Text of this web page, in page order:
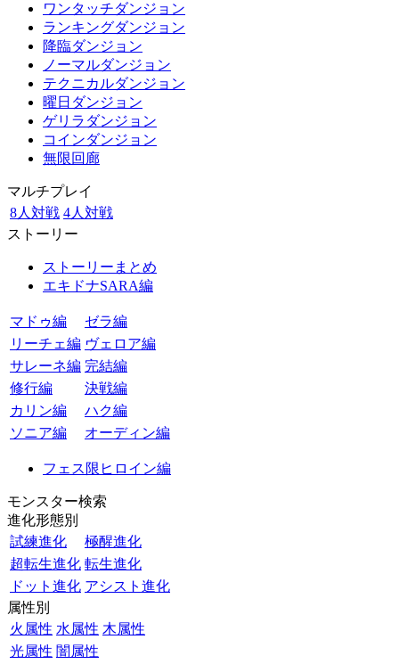
ワンタッチダンジョン
ランキングダンジョン
降臨ダンジョン
ノーマルダンジョン
テクニカルダンジョン
曜日ダンジョン
ゲリラダンジョン
コインダンジョン
無限回廊
マルチプレイ
8人対戦 4人対戦
ストーリー
ストーリーまとめ
エキドナSARA編
マドゥ編
ゼラ編
リーチェ編 ヴェロア編
サレーネ編 完結編
修行編
決戦編
カリン編
ハク編
ソニア編
オーディン編
フェス限ヒロイン編
モンスター検索
進化形態別
試練進化
極醒進化
超転生進化 転生進化
ドット進化 アシスト進化
属性別
火属性 水属性 木属性
光属性 闇属性